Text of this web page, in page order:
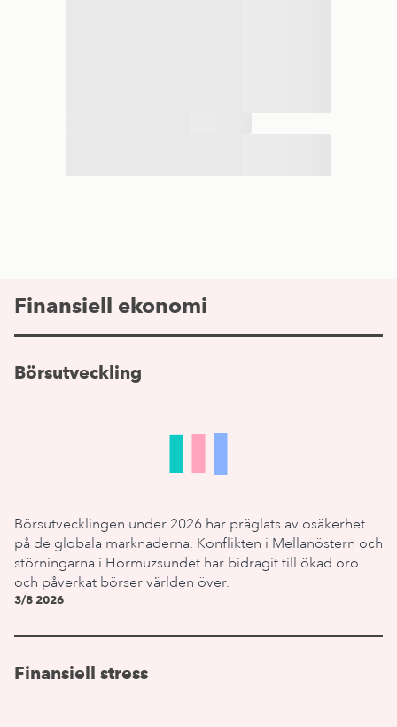
Finansiell ekonomi
Börsutveckling
Börsutvecklingen under 2026 har präglats av osäkerhet
på de globala marknaderna. Konflikten i Mellanöstern och
störningarna i Hormuzsundet har bidragit till ökad oro
och påverkat börser världen över.
3/8 2026
Finansiell stress